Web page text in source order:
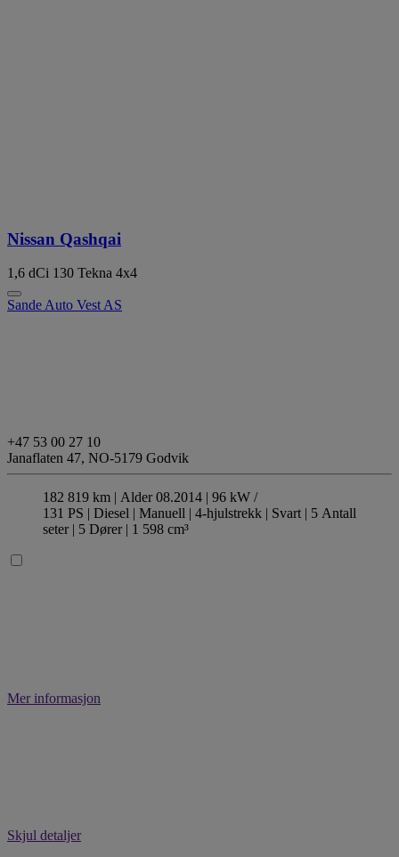
Nissan Qashqai
1,6 dCi 130 Tekna 4x4
Sande Auto Vest AS
+47 53 00 27 10
Janaflaten 47, NO-5179 Godvik
182 819 km | Alder 08.2014 | 96 kW /
131 PS | Diesel | Manuell | 4-hjulstrekk | Svart | 5 Antall
seter| 5 Dører| 1 598 cm³
Mer informasjon
Skjul detaljer